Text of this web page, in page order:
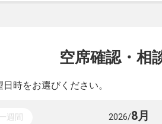
空席確認・相
時をお選びください。
週間 2026/8月